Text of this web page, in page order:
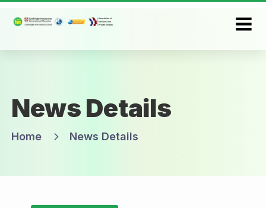
News Details
Home News Details